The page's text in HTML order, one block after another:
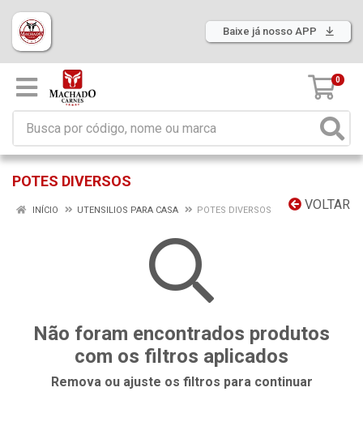
Baixe já nosso APP
0
POTES DIVERSOS
VOLTAR
INÍCIO UTENSILIOS PARA CASA POTES DIVERSOS
Não foram encontrados produtos
com os filtros aplicados
Remova ou ajuste os filtros para continuar